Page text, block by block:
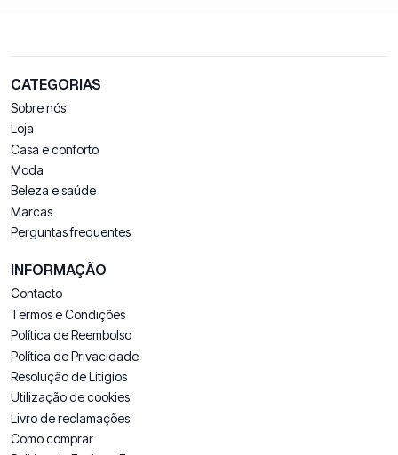
CATEGORIAS
Sobre nós
Loja
Casa e conforto
Moda
Beleza e saúde
Marcas
Perguntas frequentes
INFORMAÇÃO
Contacto
Termos e Condições
Política de Reembolso
Política de Privacidade
Resolução de Litigios
Utilização de cookies
Livro de reclamações
Como comprar